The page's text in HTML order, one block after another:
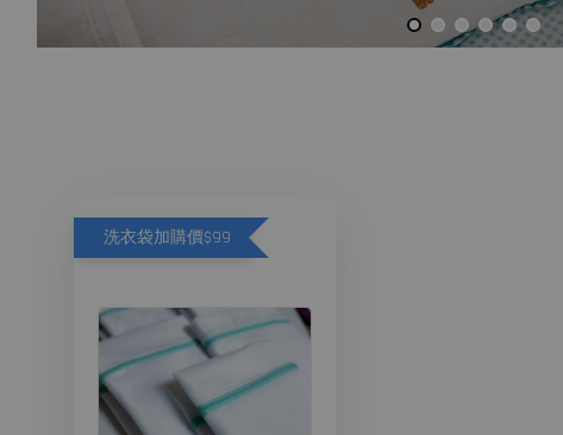
洗衣袋加購價$99